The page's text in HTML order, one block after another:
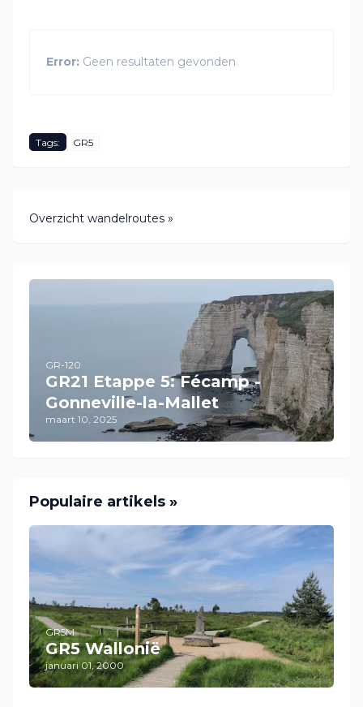
Error: Geen resultaten gevonden
Tags: GR5
Overzicht wandelroutes »
GR-120
GR21 Etappe 5: Fécamp -
Gonneville-la-Mallet
maart 10, 2025
Populaire artikels »
GR5M
GR5 Wallonië
januari 01, 2000